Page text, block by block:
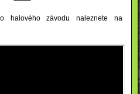
halového závodu naleznete na